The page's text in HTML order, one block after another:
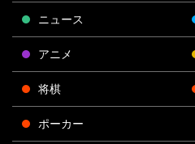
ニュース
アニメ
将棋
ポーカー